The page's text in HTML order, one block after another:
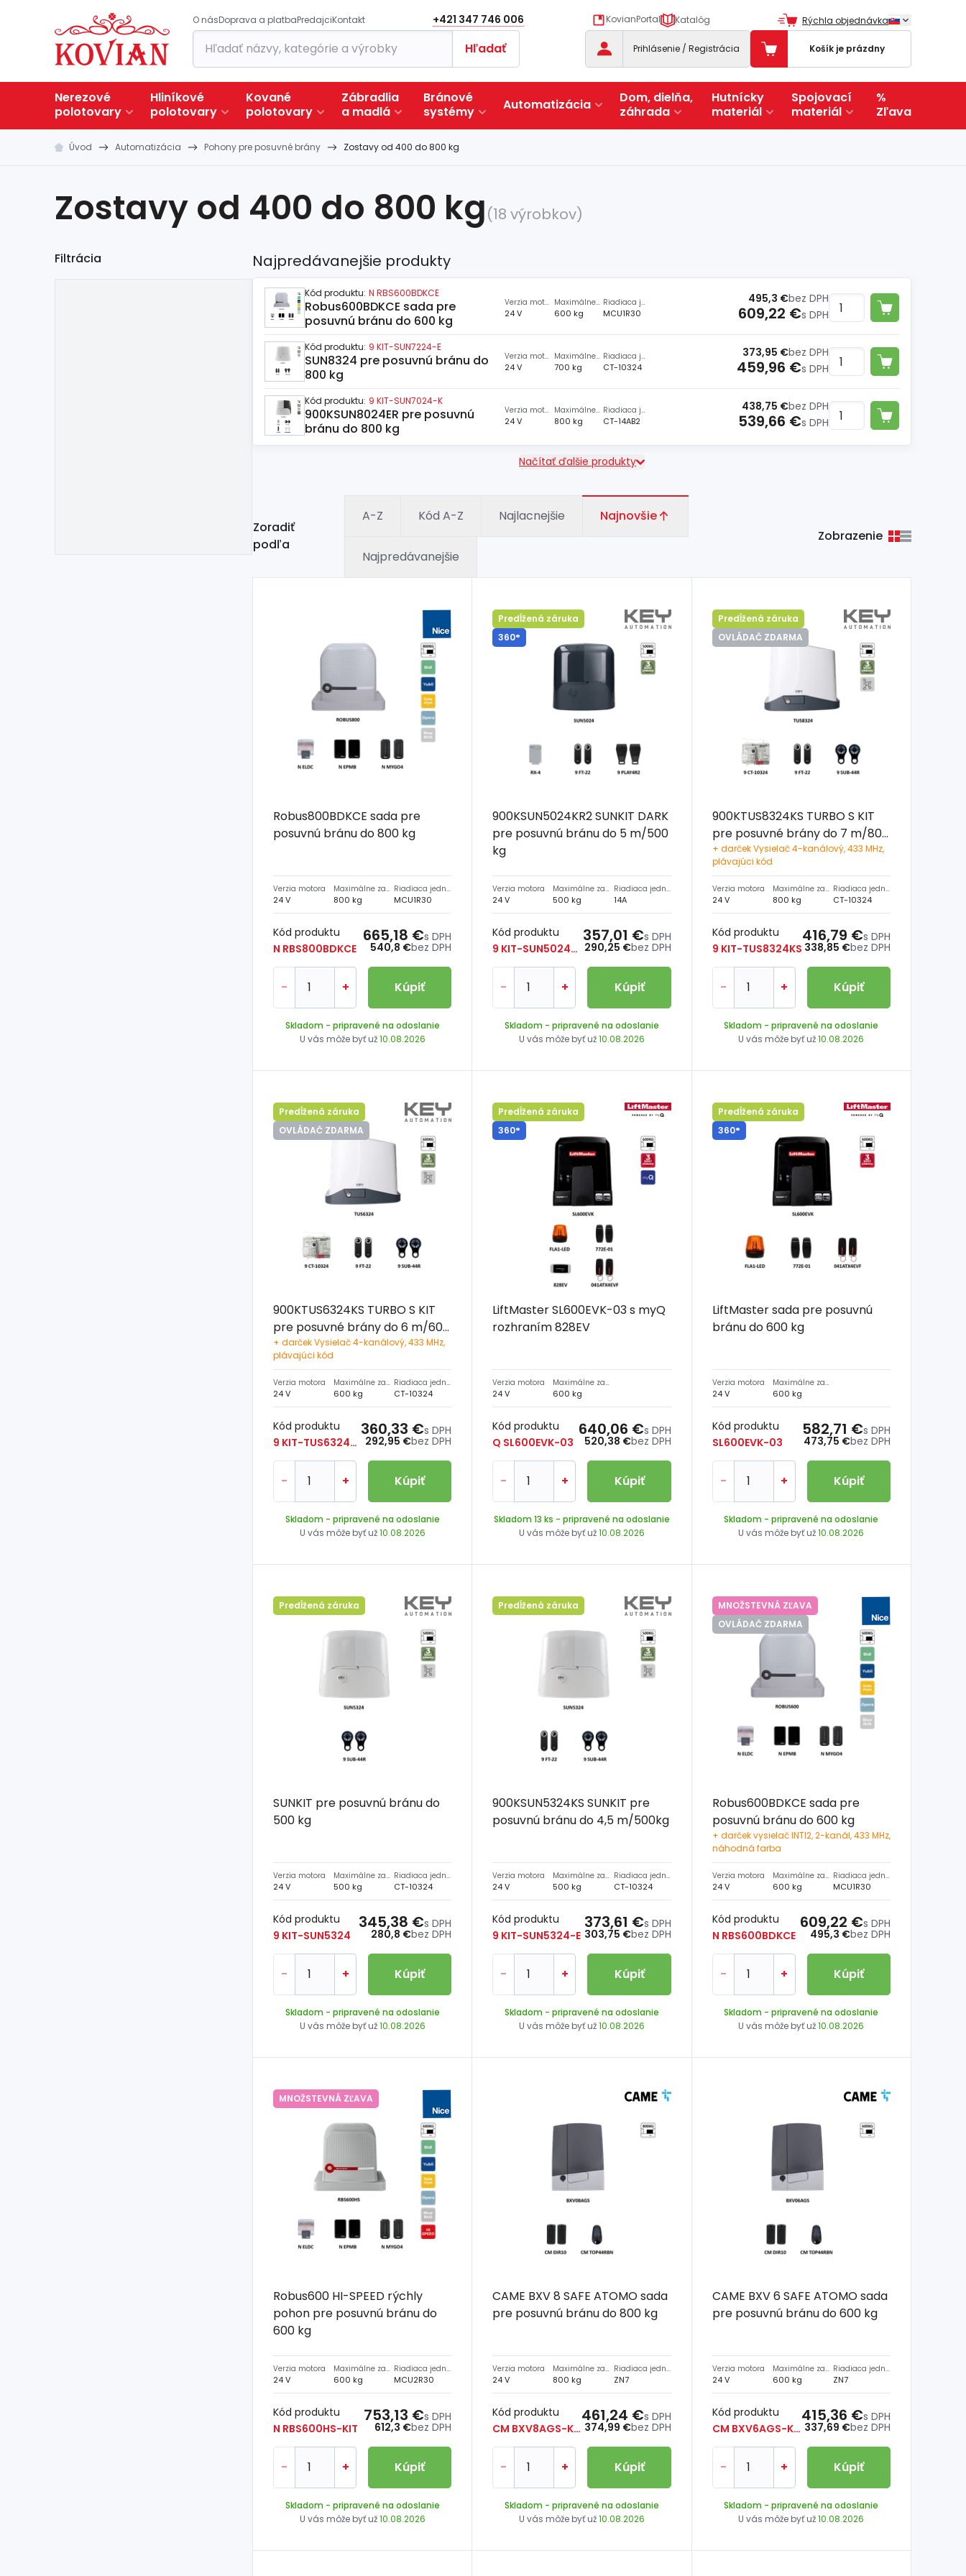
O násDoprava a platbaPredajciKontakt +421 347 746 006 KovianPortal Katalóg Rýchla objednávka
Hľadať Prihlásenie / Registrácia Košík je prázdny
Nerezové
polotovary
Hliníkové
polotovary
Kované
polotovary
Zábradlia
a madlá
Bránové
systémy
Automatizácia
Dom, dielňa,
záhrada
Hutnícky
materiál
Spojovací
materiál
%
Zľava
Úvod Automatizácia Pohony pre posuvné brány Zostavy od 400 do 800 kg
Zostavy od 400 do 800 kg(18 výrobkov)
Filtrácia Najpredávanejšie produkty
Kód produktu: N RBS600BDKCE
Robus600BDKCE sada pre
posuvnú bránu do 600 kg
Verzia motora
24 V
Maximálne zaťaženie
600 kg
Riadiaca jednotka
MCU1R30
495,3 €bez DPH
609,22 €s DPH
Kód produktu: 9 KIT-SUN7224-E
SUN8324 pre posuvnú bránu do
800 kg
Verzia motora
24 V
Maximálne zaťaženie
700 kg
Riadiaca jednotka
CT-10324
373,95 €bez DPH
459,96 €s DPH
Kód produktu: 9 KIT-SUN7024-K
900KSUN8024ER pre posuvnú
bránu do 800 kg
Verzia motora
24 V
Maximálne zaťaženie
800 kg
Riadiaca jednotka
CT-14AB2
438,75 €bez DPH
539,66 €s DPH
Načítať ďalšie produkty
Zoradiť
podľa
A-Z Kód A-Z Najlacnejšie Najnovšie
Najpredávanejšie
Zobrazenie
Robus800BDKCE sada pre
posuvnú bránu do 800 kg
Verzia motora
24 V
Maximálne zaťaženie
800 kg
Riadiaca jednotka
MCU1R30
Kód produktu
N RBS800BDKCE
540,8 €bez DPH
665,18 €s DPH
- + Kúpiť
Skladom - pripravené na odoslanie
U vás môže byť už10.08.2026
Predĺžená záruka
360°
900KSUN5024KR2 SUNKIT DARK
pre posuvnú bránu do 5 m/500
kg
Verzia motora
24 V
Maximálne zaťaženie
500 kg
Riadiaca jednotka
14A
Kód produktu
9 KIT-SUN5024KR2 290,25 €bez DPH
357,01 €s DPH
- + Kúpiť
Skladom - pripravené na odoslanie
U vás môže byť už10.08.2026
Predĺžená záruka
OVLÁDAČ ZDARMA
900KTUS8324KS TURBO S KIT
pre posuvné brány do 7 m/800
kg
+ darček Vysielač 4-kanálový, 433 MHz,
plávajúci kód
Verzia motora
24 V
Maximálne zaťaženie
800 kg
Riadiaca jednotka
CT-10324
Kód produktu
9 KIT-TUS8324KS 338,85 €bez DPH
416,79 €s DPH
- + Kúpiť
Skladom - pripravené na odoslanie
U vás môže byť už10.08.2026
Predĺžená záruka
OVLÁDAČ ZDARMA
900KTUS6324KS TURBO S KIT
pre posuvné brány do 6 m/600
kg
+ darček Vysielač 4-kanálový, 433 MHz,
plávajúci kód
Verzia motora
24 V
Maximálne zaťaženie
600 kg
Riadiaca jednotka
CT-10324
Kód produktu
9 KIT-TUS6324KS
292,95 €bez DPH
360,33 €s DPH
- + Kúpiť
Skladom - pripravené na odoslanie
U vás môže byť už10.08.2026
Predĺžená záruka
360°
LiftMaster SL600EVK-03 s myQ
rozhraním 828EV
Verzia motora
24 V
Maximálne zaťaženie
600 kg
Kód produktu
Q SL600EVK-03
520,38 €bez DPH
640,06 €s DPH
- + Kúpiť
Skladom 13 ks - pripravené na odoslanie
U vás môže byť už10.08.2026
Predĺžená záruka
360°
LiftMaster sada pre posuvnú
bránu do 600 kg
Verzia motora
24 V
Maximálne zaťaženie
600 kg
Kód produktu
SL600EVK-03
473,75 €bez DPH
582,71 €s DPH
- + Kúpiť
Skladom - pripravené na odoslanie
U vás môže byť už10.08.2026
Predĺžená záruka
SUNKIT pre posuvnú bránu do
500 kg
Verzia motora
24 V
Maximálne zaťaženie
500 kg
Riadiaca jednotka
CT-10324
Kód produktu
9 KIT-SUN5324
280,8 €bez DPH
345,38 €s DPH
- + Kúpiť
Skladom - pripravené na odoslanie
U vás môže byť už10.08.2026
Predĺžená záruka
900KSUN5324KS SUNKIT pre
posuvnú bránu do 4,5 m/500kg
Verzia motora
24 V
Maximálne zaťaženie
500 kg
Riadiaca jednotka
CT-10324
Kód produktu
9 KIT-SUN5324-E 303,75 €bez DPH
373,61 €s DPH
- + Kúpiť
Skladom - pripravené na odoslanie
U vás môže byť už10.08.2026
MNOŽSTEVNÁ ZĽAVA
OVLÁDAČ ZDARMA
Robus600BDKCE sada pre
posuvnú bránu do 600 kg
+ darček vysielač INTI2, 2-kanál, 433 MHz,
náhodná farba
Verzia motora
24 V
Maximálne zaťaženie
600 kg
Riadiaca jednotka
MCU1R30
Kód produktu
N RBS600BDKCE
495,3 €bez DPH
609,22 €s DPH
- + Kúpiť
Skladom - pripravené na odoslanie
U vás môže byť už10.08.2026
MNOŽSTEVNÁ ZĽAVA
Robus600 HI-SPEED rýchly
pohon pre posuvnú bránu do
600 kg
Verzia motora
24 V
Maximálne zaťaženie
600 kg
Riadiaca jednotka
MCU2R30
Kód produktu
N RBS600HS-KIT
612,3 €bez DPH
753,13 €s DPH
- + Kúpiť
Skladom - pripravené na odoslanie
U vás môže byť už10.08.2026
CAME BXV 8 SAFE ATOMO sada
pre posuvnú bránu do 800 kg
Verzia motora
24 V
Maximálne zaťaženie
800 kg
Riadiaca jednotka
ZN7
Kód produktu
CM BXV8AGS-KIT 374,99 €bez DPH
461,24 €s DPH
- + Kúpiť
Skladom - pripravené na odoslanie
U vás môže byť už10.08.2026
CAME BXV 6 SAFE ATOMO sada
pre posuvnú bránu do 600 kg
Verzia motora
24 V
Maximálne zaťaženie
600 kg
Riadiaca jednotka
ZN7
Kód produktu
CM BXV6AGS-KIT 337,69 €bez DPH
415,36 €s DPH
- + Kúpiť
Skladom - pripravené na odoslanie
U vás môže byť už10.08.2026